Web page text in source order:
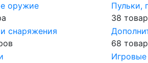
оружие
Пульки,
38
снаряжения
68